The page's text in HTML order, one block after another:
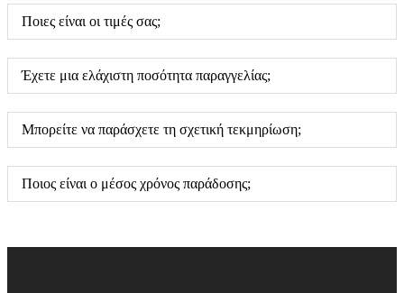
Ποιες είναι οι τιμές σας;
Έχετε μια ελάχιστη ποσότητα παραγγελίας;
Μπορείτε να παράσχετε τη σχετική τεκμηρίωση;
Ποιος είναι ο μέσος χρόνος παράδοσης;